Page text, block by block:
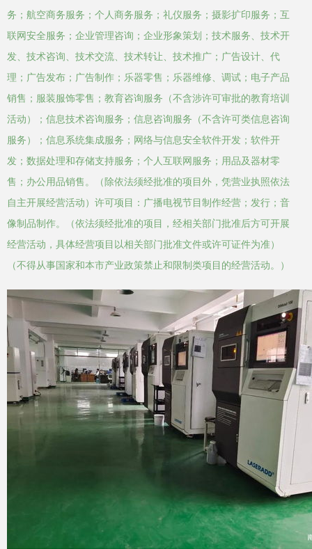
务；航空商务服务；个人商务服务；礼仪服务；摄影扩印服务；互
联网安全服务；企业管理咨询；企业形象策划；技术服务、技术开
发、技术咨询、技术交流、技术转让、技术推广；广告设计、代
理；广告发布；广告制作；乐器零售；乐器维修、调试；电子产品
销售；服装服饰零售；教育咨询服务（不含涉许可审批的教育培训
活动）；信息技术咨询服务；信息咨询服务（不含许可类信息咨询
服务）；信息系统集成服务；网络与信息安全软件开发；软件开
发；数据处理和存储支持服务；个人互联网服务；用品及器材零
售；办公用品销售。（除依法须经批准的项目外，凭营业执照依法
自主开展经营活动）许可项目：广播电视节目制作经营；发行；音
像制品制作。（依法须经批准的项目，经相关部门批准后方可开展
经营活动，具体经营项目以相关部门批准文件或许可证件为准）
（不得从事国家和本市产业政策禁止和限制类项目的经营活动。）